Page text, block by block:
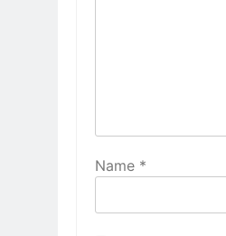
Name *